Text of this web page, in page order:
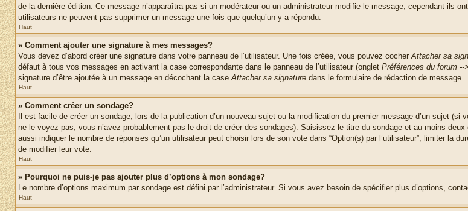
de la dernière édition. Ce message n’apparaîtra pas si un modérateur ou un administrateur modifie le message, cependant ils
utilisateurs ne peuvent pas supprimer un message une fois que quelqu’un y a répondu.
Haut
» Comment ajouter une signature à mes messages?
Vous devez d’abord créer une signature dans votre panneau de l’utilisateur. Une fois créée, vous pouvez cocherAttacher sa
défaut à tous vos messages en activant la case correspondante dans le panneau de l’utilisateur (onglet Préférences du forum
signature d’être ajoutée à un message en décochant la caseAttacher sa signature dans le formulaire de rédaction de message.
Haut
» Comment créer un sondage?
Il est facile de créer un sondage, lors de la publication d’un nouveau sujet ou la modification du premier message d’un sujet (si
ne le voyez pas, vous n’avez probablement pas le droit de créer des sondages). Saisissez le titre du sondage et au moins
aussi indiquer le nombre de réponses qu’un utilisateur peut choisir lors de son vote dans “Option(s) par l’utilisateur”, limiter la
de modifier leur vote.
Haut
» Pourquoi ne puis-je pas ajouter plus d’options à mon sondage?
Le nombre d’options maximum par sondage est défini par l’administrateur. Si vous avez besoin de spécifier plus d’options,
Haut